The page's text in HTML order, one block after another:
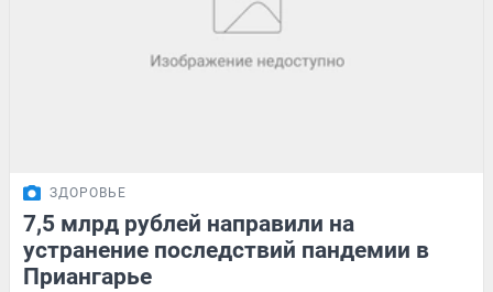
ЗДОРОВЬЕ
7,5 млрд рублей направили на
устранение последствий пандемии в
Приангарье